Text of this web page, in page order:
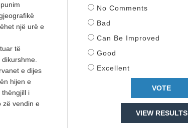
një urë e
të
e dijes
hijen e
thëngjill i
zë vendin e
No Comments
Bad
Can Be Improved
Good
Excellent
VIEW RESULTS